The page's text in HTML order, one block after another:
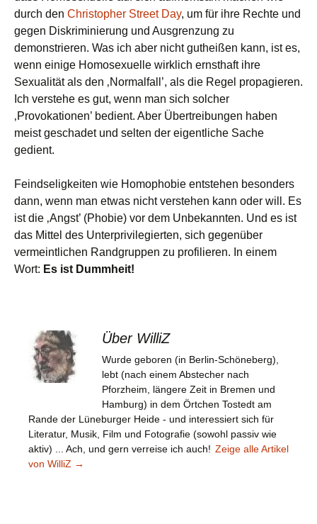
durch den Christopher Street Day, um für ihre Rechte und
gegen Diskriminierung und Ausgrenzung zu
demonstrieren. Was ich aber nicht gutheißen kann, ist es,
wenn einige Homosexuelle wirklich ernsthaft ihre
Sexualität als den ‚Normalfall’, als die Regel propagieren.
Ich verstehe es gut, wenn man sich solcher
‚Provokationen’ bedient. Aber Übertreibungen haben
meist geschadet und selten der eigentliche Sache
gedient.
Feindseligkeiten wie Homophobie entstehen besonders
dann, wenn man etwas nicht verstehen kann oder will. Es
ist die ‚Angst’ (Phobie) vor dem Unbekannten. Und es ist
das Mittel des Unterprivilegierten, sich gegenüber
vermeintlichen Randgruppen zu profilieren. In einem
Wort: Es ist Dummheit!
Über WilliZ
Wurde geboren (in Berlin-Schöneberg),
lebt (nach einem Abstecher nach
Pforzheim, längere Zeit in Bremen und
Hamburg) in dem Örtchen Tostedt am
Rande der Lüneburger Heide - und interessiert sich für
Literatur, Musik, Film und Fotografie (sowohl passiv wie
aktiv) ... Ach, und gern verreise ich auch! Zeige alle Artikel
von WilliZ →